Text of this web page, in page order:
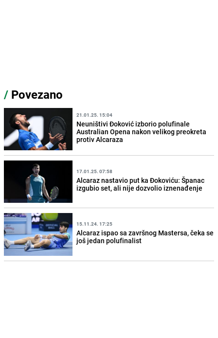
/ Povezano
21.01.25. 15:04
Neuništivi Đoković izborio polufinale
Australian Opena nakon velikog preokreta
protiv Alcaraza
17.01.25. 07:58
Alcaraz nastavio put ka Đokoviću: Španac
izgubio set, ali nije dozvolio iznenađenje
15.11.24. 17:25
Alcaraz ispao sa završnog Mastersa, čeka se
još jedan polufinalist